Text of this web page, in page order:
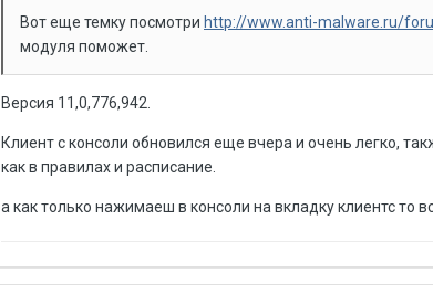
Вот еще темку посмотри http://www.anti-malware.ru/
модуля поможет.
Версия 11,0,776,942.
Клиент с консоли обновился еще вчера и очень легко,
как в правилах и расписание.
а как только нажимаеш в консоли на вкладку клиентс то